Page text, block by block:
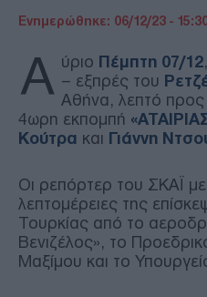
Ενημερώθηκε: 06/12/23 -
Α ύριο Πέμπτη 07/12
– εξπρές του
Αθήνα, λεπτό προς
4ωρη εκπομπή
Κούτρα και Γιάννη
Οι ρεπόρτερ του ΣΚΑΪ
λεπτομέρειες της
Τουρκίας από το
Βενιζέλος», το
Μαξίμου και το